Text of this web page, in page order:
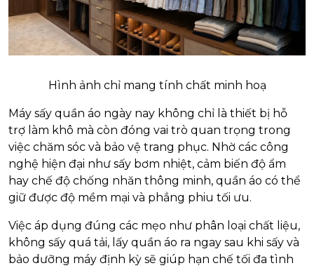
Hình ảnh chỉ mang tính chất minh hoạ
Máy sấy quần áo ngày nay không chỉ là thiết bị hỗ
trợ làm khô mà còn đóng vai trò quan trọng trong
việc chăm sóc và bảo vệ trang phục. Nhờ các công
nghệ hiện đại như sấy bơm nhiệt, cảm biến độ ẩm
hay chế độ chống nhăn thông minh, quần áo có thể
giữ được độ mềm mại và phẳng phiu tối ưu.
Việc áp dụng đúng các mẹo như phân loại chất liệu,
không sấy quá tải, lấy quần áo ra ngay sau khi sấy và
bảo dưỡng máy định kỳ sẽ giúp hạn chế tối đa tình